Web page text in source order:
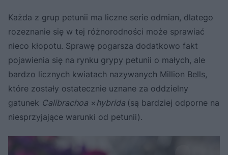
Każda z grup petunii ma liczne serie odmian, dlatego
rozeznanie się w tej różnorodności może sprawiać
nieco kłopotu. Sprawę pogarsza dodatkowo fakt
pojawienia się na rynku grypy petunii o małych, ale
bardzo licznych kwiatach nazywanych Million Bells,
które zostały ostatecznie uznane za oddzielny
gatunek Calibrachoa × hybrida (są bardziej odporne na
niesprzyjające warunki od petunii).